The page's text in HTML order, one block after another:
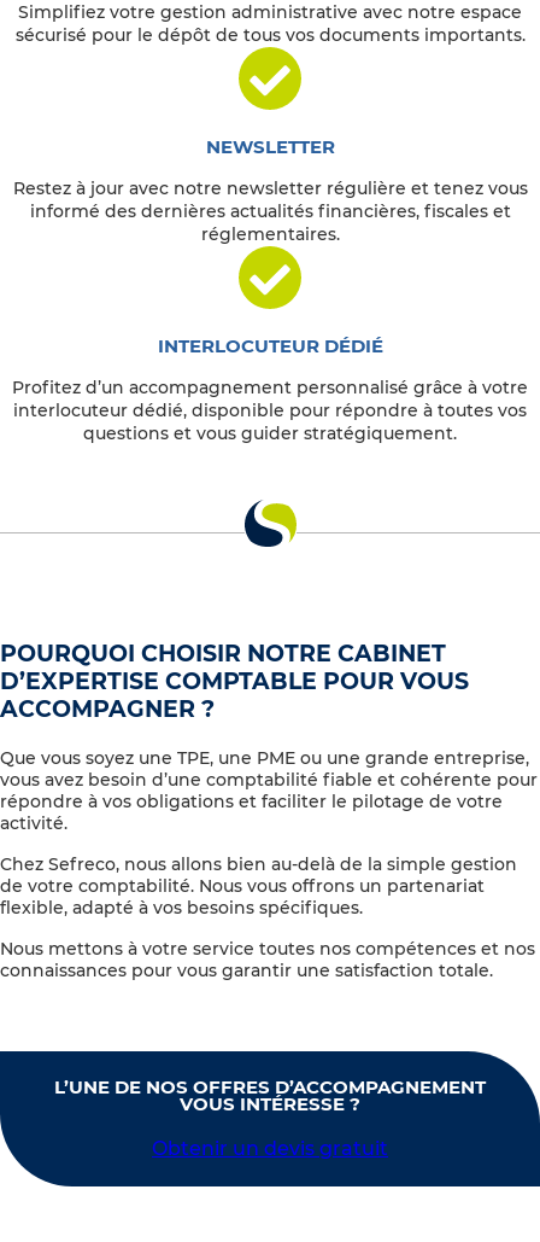
Simplifiez votre gestion administrative avec notre espace
sécurisé pour le dépôt de tous vos documents importants.
NEWSLETTER
Restez à jour avec notre newsletter régulière et tenez vous
informé des dernières actualités financières, fiscales et
réglementaires.
INTERLOCUTEUR DÉDIÉ
Profitez d’un accompagnement personnalisé grâce à votre
interlocuteur dédié, disponible pour répondre à toutes vos
questions et vous guider stratégiquement.
POURQUOI CHOISIR NOTRE CABINET
D’EXPERTISE COMPTABLE POUR VOUS
ACCOMPAGNER ?
Que vous soyez une TPE, une PME ou une grande entreprise,
vous avez besoin d’une comptabilité fiable et cohérente pour
répondre à vos obligations et faciliter le pilotage de votre
activité.
Chez Sefreco, nous allons bien au-delà de la simple gestion
de votre comptabilité. Nous vous offrons un partenariat
flexible, adapté à vos besoins spécifiques.
Nous mettons à votre service toutes nos compétences et nos
connaissances pour vous garantir une satisfaction totale.
L’UNE DE NOS OFFRES D’ACCOMPAGNEMENT
VOUS INTÉRESSE ?
Obtenir un devis gratuit